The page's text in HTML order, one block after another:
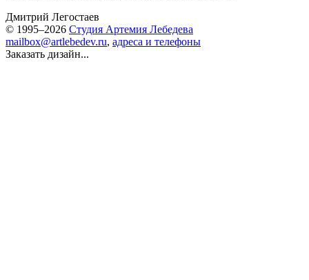
Дмитрий Легостаев
© 1995–2026 Студия Артемия Лебедева
mailbox@artlebedev.ru, адреса и телефоны
Заказать дизайн...